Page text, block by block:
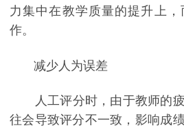
力集中在教学质量的提升上
作。
减少人为误差
人工评分时，由于教师的疲
往会导致评分不一致，影响成